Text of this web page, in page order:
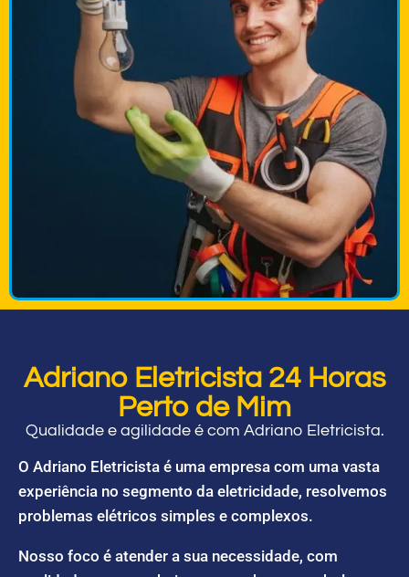
Adriano Eletricista 24 Horas
Perto de Mim
Qualidade e agilidade é com Adriano Eletricista.
O Adriano Eletricista é uma empresa com uma vasta
experiência no segmento da eletricidade, resolvemos
problemas elétricos simples e complexos.
Nosso foco é atender a sua necessidade, com